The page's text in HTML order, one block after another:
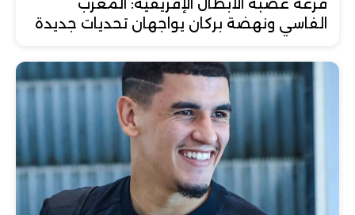
قرعة عصبة الأبطال الإفريقية: المغرب
الفاسي ونهضة بركان يواجهان تحديات جديدة